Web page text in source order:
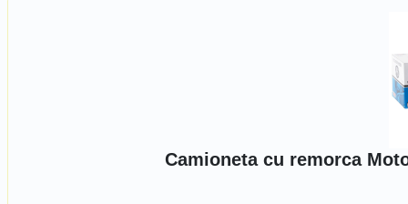
Camioneta cu remorca